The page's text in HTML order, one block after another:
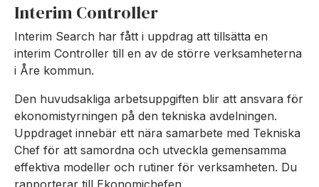
Interim Controller
Interim Search har fått i uppdrag att tillsätta en
interim Controller till en av de större verksamheterna
i Åre kommun.
Den huvudsakliga arbetsuppgiften blir att ansvara för
ekonomistyrningen på den tekniska avdelningen.
Uppdraget innebär ett nära samarbete med Tekniska
Chef för att samordna och utveckla gemensamma
effektiva modeller och rutiner för verksamheten. Du
rapporterar till Ekonomichefen.